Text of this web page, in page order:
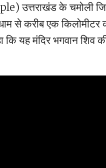
उत्तराखंड के चमोली
से करीब एक किलोमीटर
कि यह मंदिर भगवान शिव